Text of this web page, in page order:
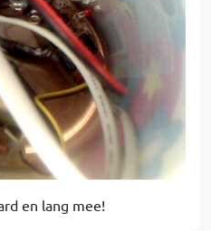
en lang mee!